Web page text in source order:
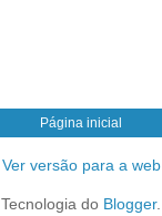
Página inicial
Ver versão para a web
Tecnologia do Blogger.